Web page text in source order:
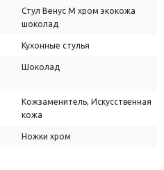
Стул Венус М хром экокожа
шоколад
Кухонные стулья
Шоколад
Кожзаменитель, Искусственная
кожа
Ножки хром